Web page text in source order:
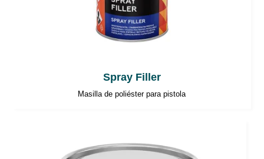
Spray Filler
Masilla de poliéster para pistola